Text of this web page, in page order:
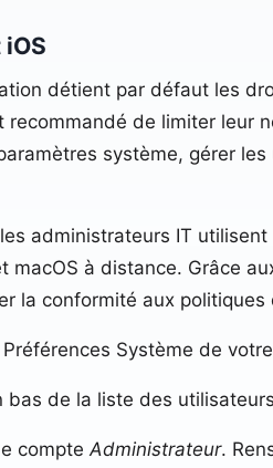
détient par défaut les
de limiter leur
système, gérer
administrateurs IT
macOS à distance. Grâce
la conformité aux politiques
Système de
bas de la liste des
compte Administrateur.